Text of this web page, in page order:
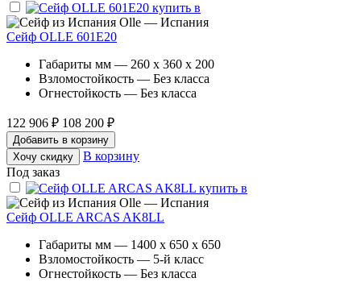
Olle — Испания
Сейф OLLE 601E20
Габариты мм — 260 x 360 x 200
Взломостойкость — Без класса
Огнестойкость — Без класса
122 906 ₽ 108 200 ₽
Добавить в корзину
Хочу скидку
В корзину
Под заказ
Olle — Испания
Сейф OLLE ARCAS AK8LL
Габариты мм — 1400 x 650 x 650
Взломостойкость — 5-й класс
Огнестойкость — Без класса